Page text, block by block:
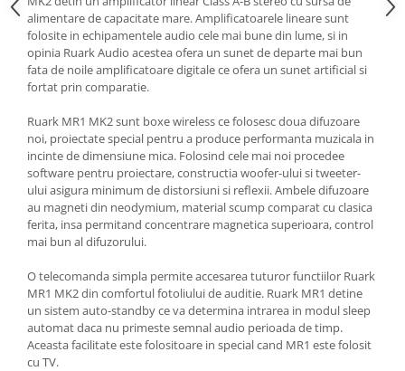
alimentare de capacitate mare. Amplificatoarele lineare sunt
folosite in echipamentele audio cele mai bune din lume, si in
opinia Ruark Audio acestea ofera un sunet de departe mai bun
fata de noile amplificatoare digitale ce ofera un sunet artificial si
fortat prin comparatie.
Ruark MR1 MK2 sunt boxe wireless ce folosesc doua difuzoare
noi, proiectate special pentru a produce performanta muzicala in
incinte de dimensiune mica. Folosind cele mai noi procedee
software pentru proiectare, constructia woofer-ului si tweeter-
ului asigura minimum de distorsiuni si reflexii. Ambele difuzoare
au magneti din neodymium, material scump comparat cu clasica
ferita, insa permitand concentrare magnetica superioara, control
mai bun al difuzorului.
O telecomanda simpla permite accesarea tuturor functiilor Ruark
MR1 MK2 din comfortul fotoliului de auditie. Ruark MR1 detine
un sistem auto-standby ce va determina intrarea in modul sleep
automat daca nu primeste semnal audio perioada de timp.
Aceasta facilitate este folositoare in special cand MR1 este folosit
cu TV.